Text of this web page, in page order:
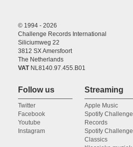
© 1994 - 2026
Challenge Records International
Siliciumweg 22
3812 SX Amersfoort
The Netherlands
VATNL8140.97.455.B01
Follow us
Twitter
Facebook
Youtube
Instagram
Streaming
Apple Music
Spotify Challenge
Records
Spotify Challenge
Classics